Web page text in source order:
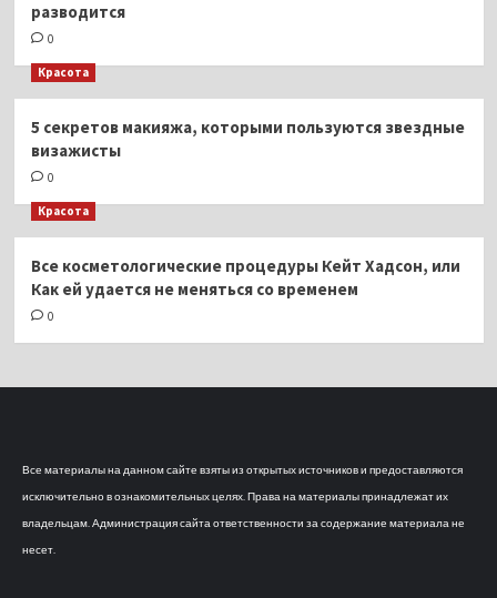
разводится
0
Красота
5 секретов макияжа, которыми пользуются звездные
визажисты
0
Красота
Все косметологические процедуры Кейт Хадсон, или
Как ей удается не меняться со временем
0
Все материалы на данном сайте взяты из открытых источников и предоставляются
исключительно в ознакомительных целях. Права на материалы принадлежат их
владельцам. Администрация сайта ответственности за содержание материала не
несет.